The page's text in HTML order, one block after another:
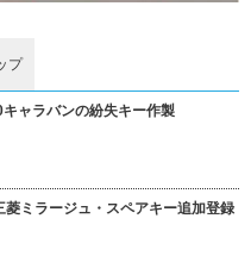
プ
ャラバンの紛失キー作製
ミラージュ・スペアキー追加登録